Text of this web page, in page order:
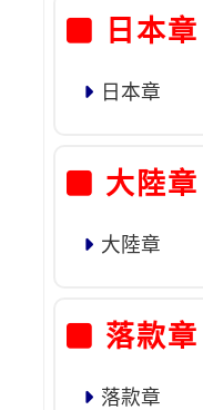
日本章
日本章
大陸章
大陸章
落款章
落款章